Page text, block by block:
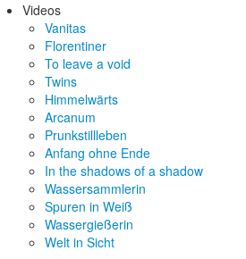
Videos
Vanitas
Florentiner
To leave a void
Twins
Himmelwärts
Arcanum
Prunkstillleben
Anfang ohne Ende
In the shadows of a shadow
Wassersammlerin
Spuren in Weiß
Wassergießerin
Welt in Sicht